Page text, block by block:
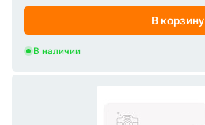
В корзину
В наличии
1633751
14123645
14501061